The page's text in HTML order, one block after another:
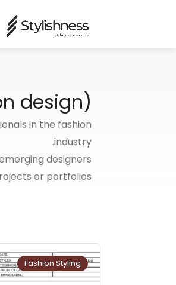
design)
in the fashion
industry.
designers
or portfolios.
Fashion Styling